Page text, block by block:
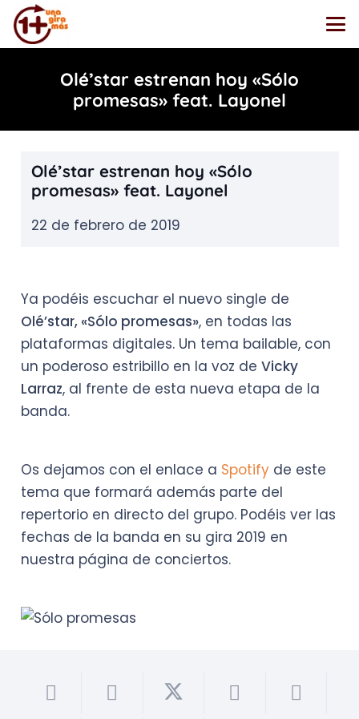
Olé’star estrenan hoy «Sólo
promesas» feat. Layonel
Olé’star estrenan hoy «Sólo
promesas» feat. Layonel
22 de febrero de 2019
Ya podéis escuchar el nuevo single de
Olé’star, «Sólo promesas», en todas las
plataformas digitales. Un tema bailable, con
un poderoso estribillo en la voz de Vicky
Larraz, al frente de esta nueva etapa de la
banda.
Os dejamos con el enlace a Spotifyde este
tema que formará además parte del
repertorio en directo del grupo. Podéis ver las
fechas de la banda en su gira 2019 en
nuestra página de conciertos.